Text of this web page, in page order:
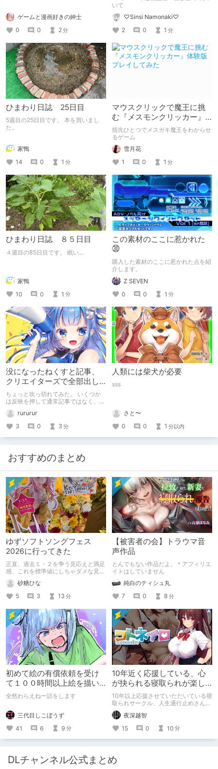
ゲームと漫画好きの紳士
0
0 2分
いて
♡Sinsi Namonaki♡
2
0 1 分
ひまわり日誌 25日目
5週目の25日目です。 本を買いまし
た。
家鴨
14
0 1 分
マウスクリックで魔王に挑
む『メスモンクリッカー』
体験版プレイしてみた
指先ひとつでメスガキ魔王をわからせ
るゲーム
雪月花
1
0 1 分
ひまわり日誌 ８５日目
４週目の85日目です。 眠い...
家鴨
10
0 1 分
この素材のここに惹かれた
㉚
購入した素材のここに惹かれた点を紹
介します。
Z SEVEN
0
0 1 分
没になったねくすと記事、
クリエイターズで全部出し
てみます。
ちょっと吹っ切れてみた。 いくつか
は反映を押して通常記事ではなく、ク
なと。rururur
3
0 3 分
人類には柴犬が必要
sss
さと〜
0
0 1 分以内
おすすめのまとめ
ゆずソフトソングフェス
2026に行ってきた
正直、過去１・２を争う見応えと満足
感、これを標準値にしちゃダメな見本
砂糖ひな
5
3 13 分
【被害者の会】トラウマ音
声作品
とんでもない作品だよ。＊アフィリエ
イトはしていません
純白のティシュ丸
7
0 8 分
初めて絵の有償依頼を受け
て１００時間以上絵を描い
た話
全然わらえねー話をします
三代目しこぼうず
41
6 9 分
10年近く応援している、心
が抉られる寝取られが楽し
めるサークル
10年以上応援させていただいている寝
取られサークル、人生通行止めさんの
新作がとても良かったので、新作を中
心に、このサークルのゲームを紹介し
たくて、記事を書かせていただく。
キミノオモイからずっと好きな熱心な
ファンとしての記事にどうか、お付き
微修正）
夜深越智
15
0 10 分
DLチャンネル公式まとめ